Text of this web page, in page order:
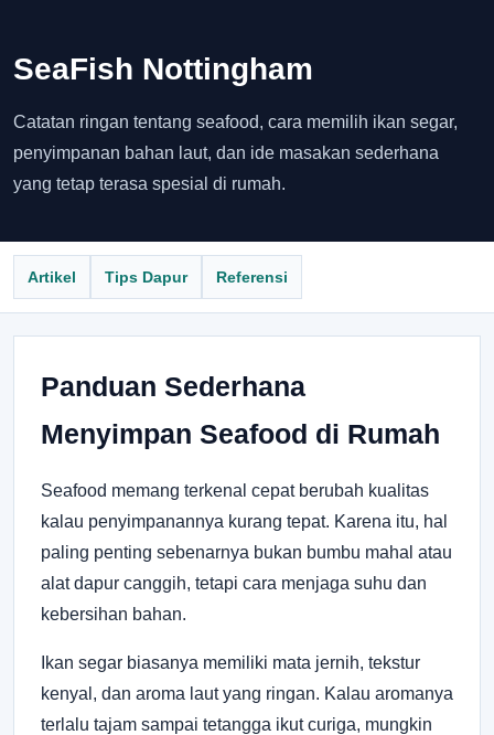
SeaFish Nottingham
Catatan ringan tentang seafood, cara memilih ikan segar,
penyimpanan bahan laut, dan ide masakan sederhana
yang tetap terasa spesial di rumah.
Artikel Tips Dapur Referensi
Panduan Sederhana
Menyimpan Seafood di Rumah
Seafood memang terkenal cepat berubah kualitas
kalau penyimpanannya kurang tepat. Karena itu, hal
paling penting sebenarnya bukan bumbu mahal atau
alat dapur canggih, tetapi cara menjaga suhu dan
kebersihan bahan.
Ikan segar biasanya memiliki mata jernih, tekstur
kenyal, dan aroma laut yang ringan. Kalau aromanya
terlalu tajam sampai tetangga ikut curiga, mungkin